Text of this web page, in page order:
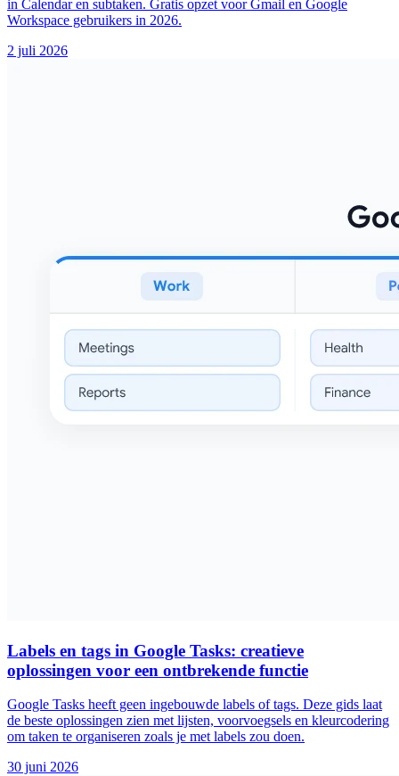
in Calendar en subtaken. Gratis opzet voor Gmail en Google
Workspace gebruikers in 2026.
2 juli 2026
Labels en tags in Google Tasks: creatieve
oplossingen voor een ontbrekende functie
Google Tasks heeft geen ingebouwde labels of tags. Deze gids laat
de beste oplossingen zien met lijsten, voorvoegsels en kleurcodering
om taken te organiseren zoals je met labels zou doen.
30 juni 2026